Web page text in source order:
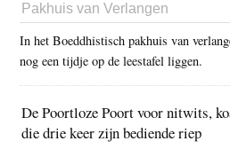
Pakhuis van Verlangen
In het Boeddhistisch pakhuis van
nog een tijdje op de leestafel liggen.
De Poortloze Poort voor nitwits,
die drie keer zijn bediende riep